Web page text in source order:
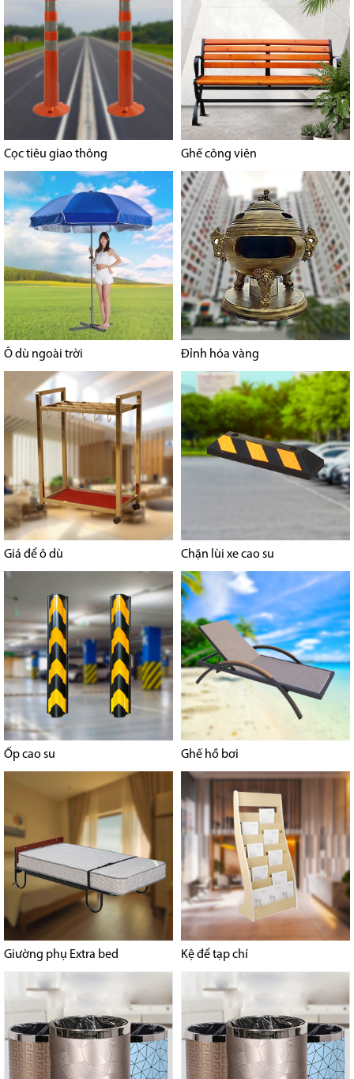
Cọc tiêu giao thông Ghế công viên
Ô dù ngoài trời Đỉnh hóa vàng
Giá để ô dù Chặn lùi xe cao su
Ốp cao su Ghế hồ bơi
Giường phụ Extra bed Kệ để tạp chí